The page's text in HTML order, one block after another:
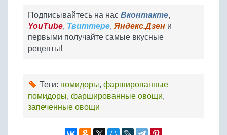
Подписывайтесь на нас Вконтакте,
YouTube, Твиттере, Яндекс.Дзен и
первыми получайте самые вкусные
рецепты!
Теги: помидоры, фаршированные
помидоры, фаршированные овощи,
запеченные овощи